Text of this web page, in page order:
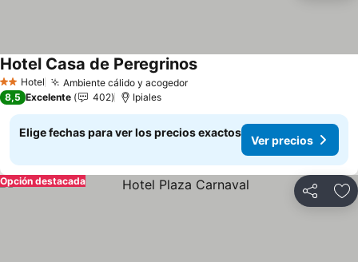
2 Estrellas
Hotel Ambiente cálido y acogedorVer precios
Hotel Casa de PeregrinosVer precios
8,5 Excelente 402 Ipiales
Elige fechas para ver los precios exactos
Ver precios
Compartir
Opción destacada